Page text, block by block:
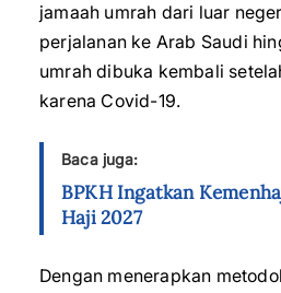
jamaah umrah dari luar
perjalanan ke Arab Saudi
umrah dibuka kembali
karena Covid-19.
Baca juga:
BPKH Ingatkan
Haji 2027
Dengan menerapkan